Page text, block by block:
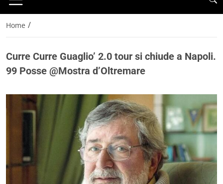
Home /
Curre Curre Guaglio’ 2.0 tour si chiude a Napoli.
99 Posse @Mostra d’Oltremare